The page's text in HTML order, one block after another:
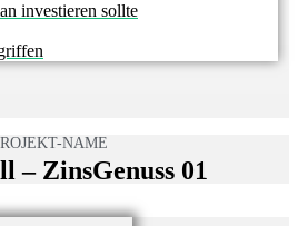
investieren sollte
NAME
– ZinsGenuss 01